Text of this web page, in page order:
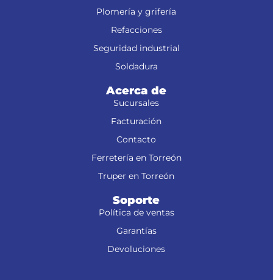
Plomería y grifería
Refacciones
Seguridad industrial
Soldadura
Acerca de
Sucursales
Facturación
Contacto
Ferretería en Torreón
Truper en Torreón
Soporte
Política de ventas
Garantías
Devoluciones